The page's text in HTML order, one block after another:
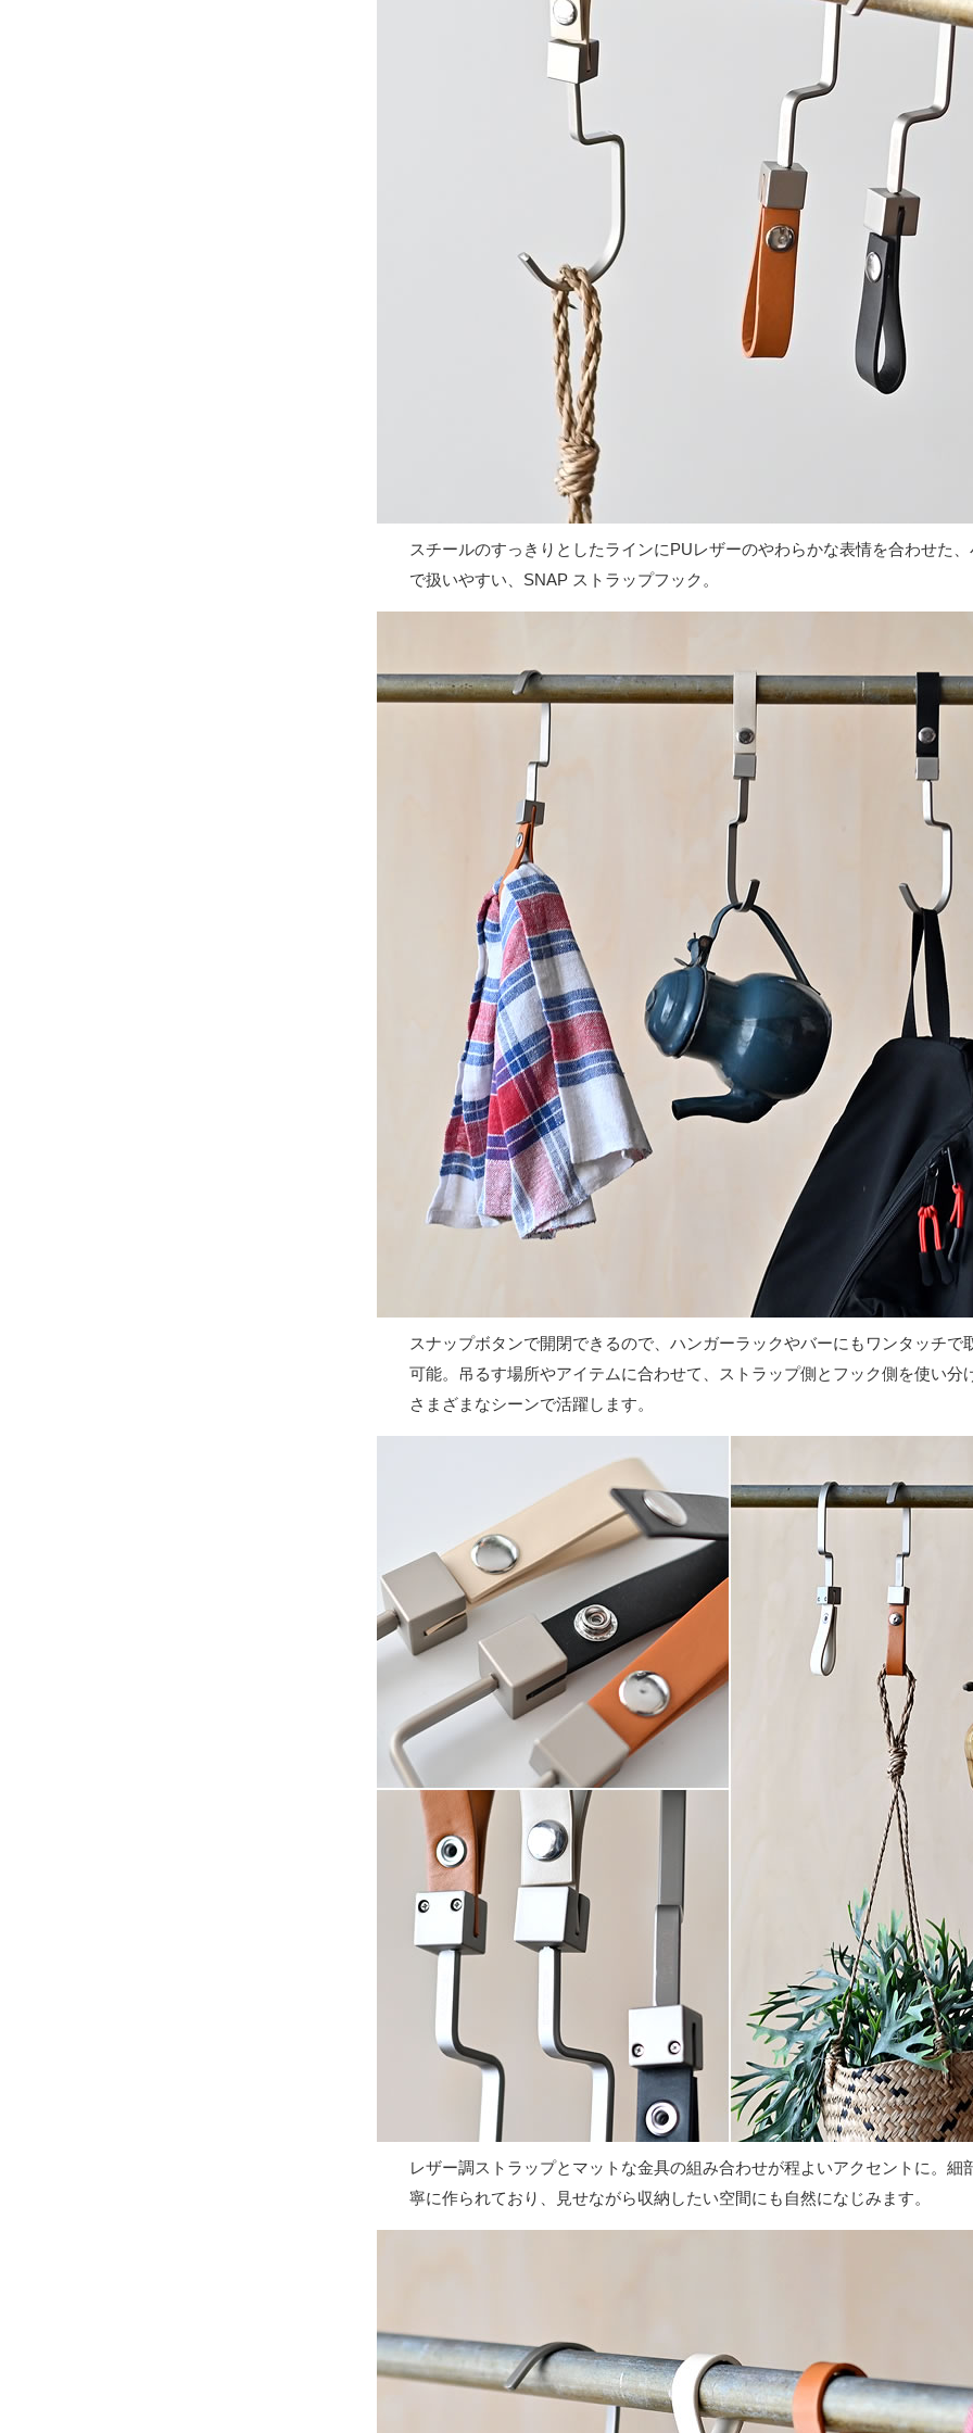
スチールのすっきりとしたラインにPUレザーのやわらかな表情を合わせた
で扱いやすい、SNAP ストラップフック。
スナップボタンで開閉できるので、ハンガーラックやバーにもワンタッチで
可能。吊るす場所やアイテムに合わせて、ストラップ側とフック側を使い分
さまざまなシーンで活躍します。
レザー調ストラップとマットな金具の組み合わせが程よいアクセントに。細
寧に作られており、見せながら収納したい空間にも自然になじみます。